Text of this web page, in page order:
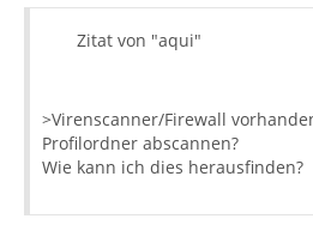
Zitat von "aqui"
>Virenscanner/Firewall
Profilordner abscannen?
Wie kann ich dies herausfinden?